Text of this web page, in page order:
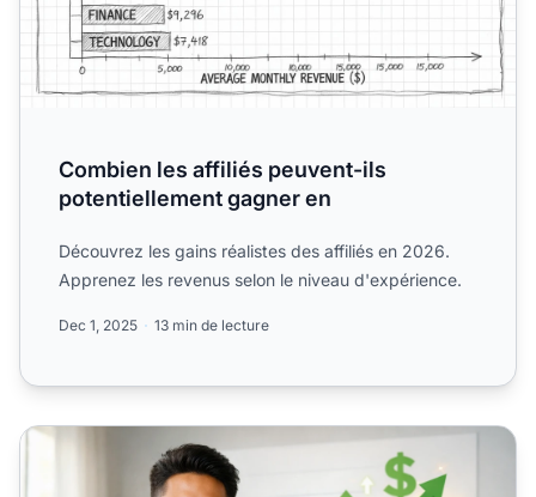
Combien les affiliés peuvent-ils
potentiellement gagner en
Découvrez les gains réalistes des affiliés en 2026.
Apprenez les revenus selon le niveau d'expérience.
Dec 1, 2025 13 min de lecture
Combien un Débutant Peut-il Gagner en Affiliation (Guide